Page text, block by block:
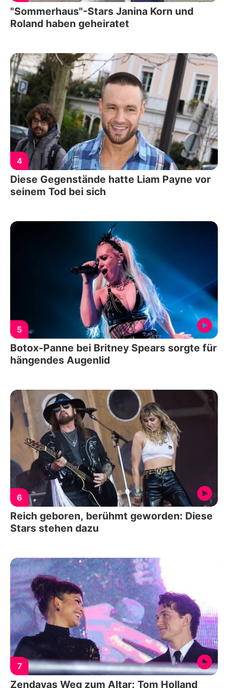
"Sommerhaus"-Stars Janina Korn und
Roland haben geheiratet
4
Diese Gegenstände hatte Liam Payne vor
seinem Tod bei sich
5
Botox-Panne bei Britney Spears sorgte für
hängendes Augenlid
6
Reich geboren, berühmt geworden: Diese
Stars stehen dazu
7
Zendayas Weg zum Altar: Tom Holland